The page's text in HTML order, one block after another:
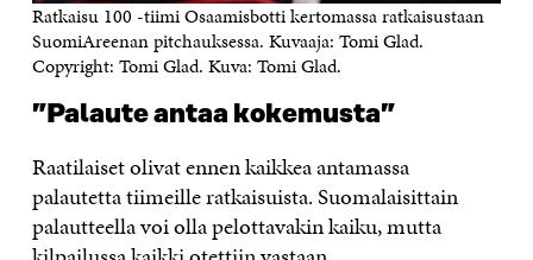
Ratkaisu 100 -tiimi Osaamisbotti kertomassa ratkaisustaan
SuomiAreenan pitchauksessa. Kuvaaja: Tomi Glad.
Copyright: Tomi Glad. Kuva: Tomi Glad.
”Palaute antaa kokemusta”
Raatilaiset olivat ennen kaikkea antamassa
palautetta tiimeille ratkaisuista. Suomalaisittain
palautteella voi olla pelottavakin kaiku, mutta